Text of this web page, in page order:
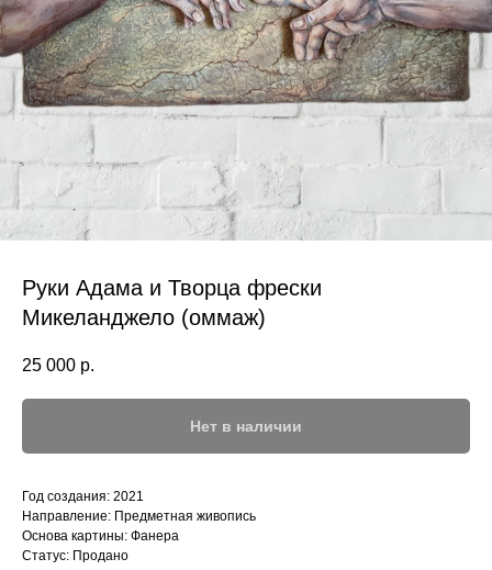
Руки Адама и Творца фрески
Микеланджело (оммаж)
25 000 р.
Нет в наличии
Год создания: 2021
Направление: Предметная живопись
Основа картины: Фанера
Статус: Продано